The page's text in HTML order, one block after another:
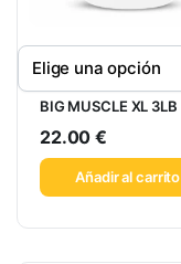
BIG MUSCLE XL 3LB
22.00€
Añadir al carrito